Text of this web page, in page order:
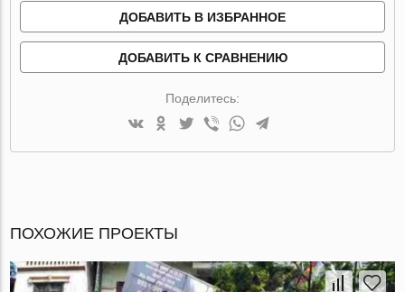
ДОБАВИТЬ В ИЗБРАННОЕ
ДОБАВИТЬ К СРАВНЕНИЮ
Поделитесь:
ПОХОЖИЕ ПРОЕКТЫ